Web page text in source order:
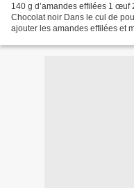
140 g d’amandes effilées 1
Chocolat noir Dans le cul de
ajouter les amandes effilées et